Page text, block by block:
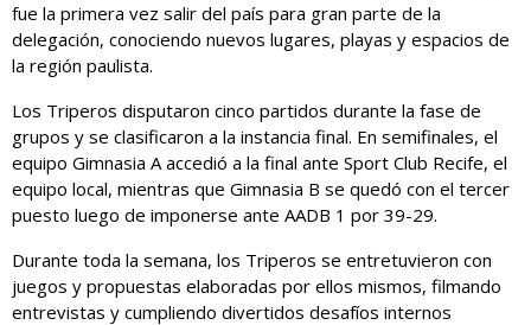
fue la primera vez salir del país para gran parte de la
delegación, conociendo nuevos lugares, playas y espacios de
la región paulista.
Los Triperos disputaron cinco partidos durante la fase de
grupos y se clasificaron a la instancia final. En semifinales, el
equipo Gimnasia A accedió a la final ante Sport Club Recife, el
equipo local, mientras que Gimnasia B se quedó con el tercer
puesto luego de imponerse ante AADB 1 por 39-29.
Durante toda la semana, los Triperos se entretuvieron con
juegos y propuestas elaboradas por ellos mismos, filmando
entrevistas y cumpliendo divertidos desafíos internos